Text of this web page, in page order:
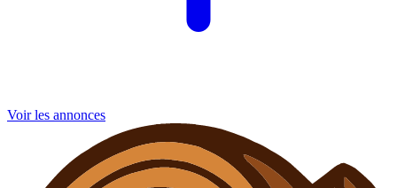
Voir les annonces